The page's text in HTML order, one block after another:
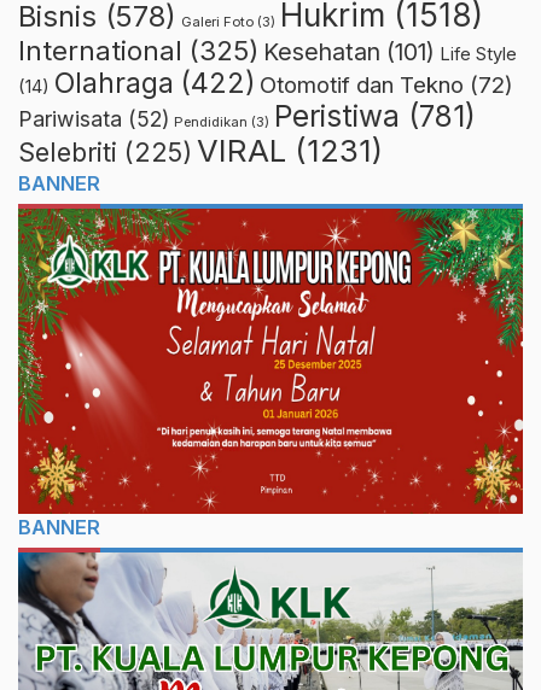
Bisnis (578) Galeri Foto (3) Hukrim (1518)
International (325) Kesehatan (101) Life Style
(14) Olahraga (422) Otomotif dan Tekno (72)
Pariwisata (52) Pendidikan (3) Peristiwa (781)
Selebriti (225) VIRAL (1231)
BANNER
BANNER